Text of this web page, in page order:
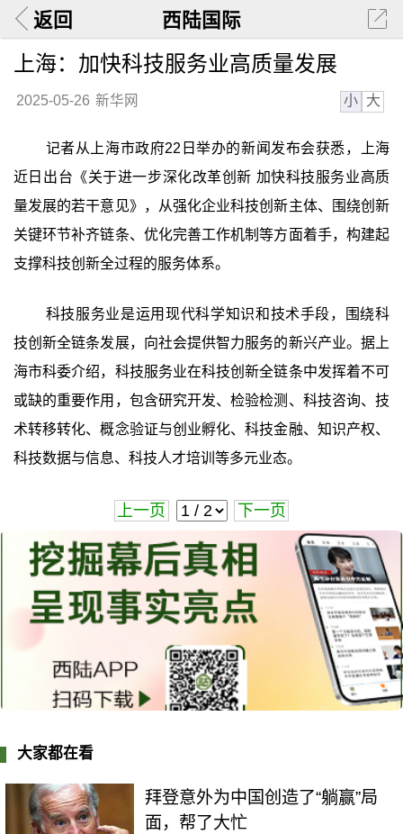
返回 西陆国际
上海：加快科技服务业高质量发展
2025-05-26 新华网 小 大
记者从上海市政府22日举办的新闻发布会获悉，上海
近日出台《关于进一步深化改革创新 加快科技服务业高质
量发展的若干意见》，从强化企业科技创新主体、围绕创新
关键环节补齐链条、优化完善工作机制等方面着手，构建起
支撑科技创新全过程的服务体系。
科技服务业是运用现代科学知识和技术手段，围绕科
技创新全链条发展，向社会提供智力服务的新兴产业。据上
海市科委介绍，科技服务业在科技创新全链条中发挥着不可
或缺的重要作用，包含研究开发、检验检测、科技咨询、技
术转移转化、概念验证与创业孵化、科技金融、知识产权、
科技数据与信息、科技人才培训等多元业态。
上一页 下一页
大家都在看
拜登意外为中国创造了“躺赢”局
面，帮了大忙